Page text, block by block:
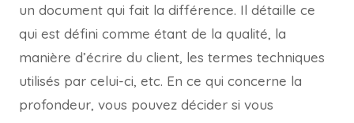
un document qui fait la différence. Il détaille ce
qui est défini comme étant de la qualité, la
manière d’écrire du client, les termes techniques
utilisés par celui-ci, etc. En ce qui concerne la
profondeur, vous pouvez décider si vous